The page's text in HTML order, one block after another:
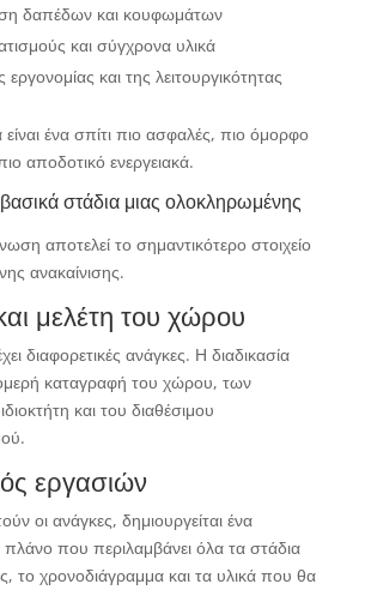
δαπέδων και κουφωμάτων
και σύγχρονα υλικά
και της λειτουργικότητας
ένα σπίτι πιο ασφαλές, πιο όμορφο
αποδοτικό ενεργειακά.
βασικά στάδια μιας ολοκληρωμένης
αποτελεί το σημαντικότερο στοιχείο
ανακαίνισης.
μελέτη του χώρου
διαφορετικές ανάγκες. Η διαδικασία
καταγραφή του χώρου, των
και του διαθέσιμου
εργασιών
οι ανάγκες, δημιουργείται ένα
που περιλαμβάνει όλα τα στάδια
το χρονοδιάγραμμα και τα υλικά που θα